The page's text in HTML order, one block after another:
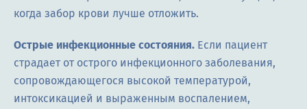
когда забор крови лучше отложить.
Острые инфекционные состояния. Если пациент
страдает от острого инфекционного заболевания,
сопровождающегося высокой температурой,
интоксикацией и выраженным воспалением,